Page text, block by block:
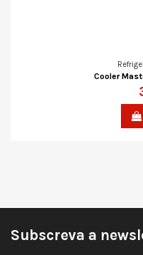
Cooler
Subscreva a